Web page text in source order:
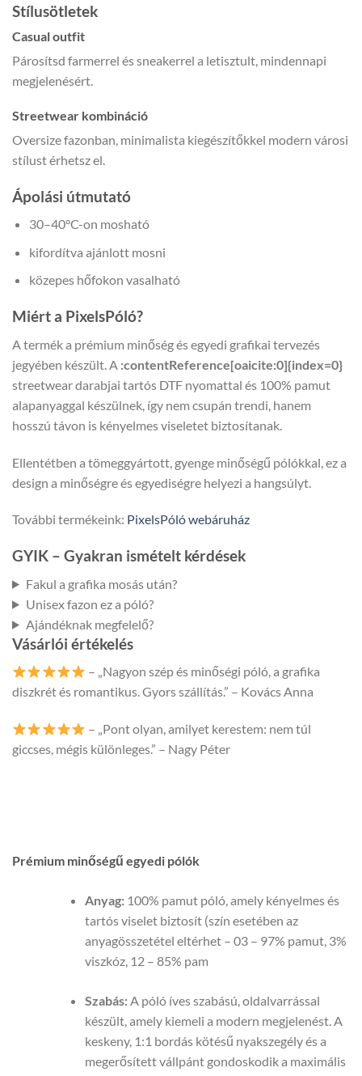
Stílusötletek
Casual outfit
Párosítsd farmerrel és sneakerrel a letisztult, mindennapi
megjelenésért.
Streetwear kombináció
Oversize fazonban, minimalista kiegészítőkkel modern városi
stílust érhetsz el.
Ápolási útmutató
30–40°C-on mosható
kifordítva ajánlott mosni
közepes hőfokon vasalható
Miért a PixelsPóló?
A termék a prémium minőség és egyedi grafikai tervezés
jegyében készült. A :contentReference[oaicite:0]{index=0}
streetwear darabjai tartós DTF nyomattal és 100% pamut
alapanyaggal készülnek, így nem csupán trendi, hanem
hosszú távon is kényelmes viseletet biztosítanak.
Ellentétben a tömeggyártott, gyenge minőségű pólókkal, ez a
design a minőségre és egyediségre helyezi a hangsúlyt.
További termékeink: PixelsPóló webáruház
GYIK – Gyakran ismételt kérdések
Fakul a grafika mosás után?
Unisex fazon ez a póló?
Ajándéknak megfelelő?
Vásárlói értékelés
– „Nagyon szép és minőségi póló, a grafika
diszkrét és romantikus. Gyors szállítás.” – Kovács Anna
– „Pont olyan, amilyet kerestem: nem túl
giccses, mégis különleges.” – Nagy Péter
Prémium minőségű egyedi pólók
Anyag:100% pamut póló, amely kényelmes és
tartós viselet biztosít (szín esetében az
anyagösszetétel eltérhet – 03 – 97% pamut, 3%
viszkóz, 12 – 85% pam
Szabás:A póló íves szabású, oldalvarrással
készült, amely kiemeli a modern megjelenést. A
keskeny, 1:1 bordás kötésű nyakszegély és a
megerősített vállpánt gondoskodik a maximális